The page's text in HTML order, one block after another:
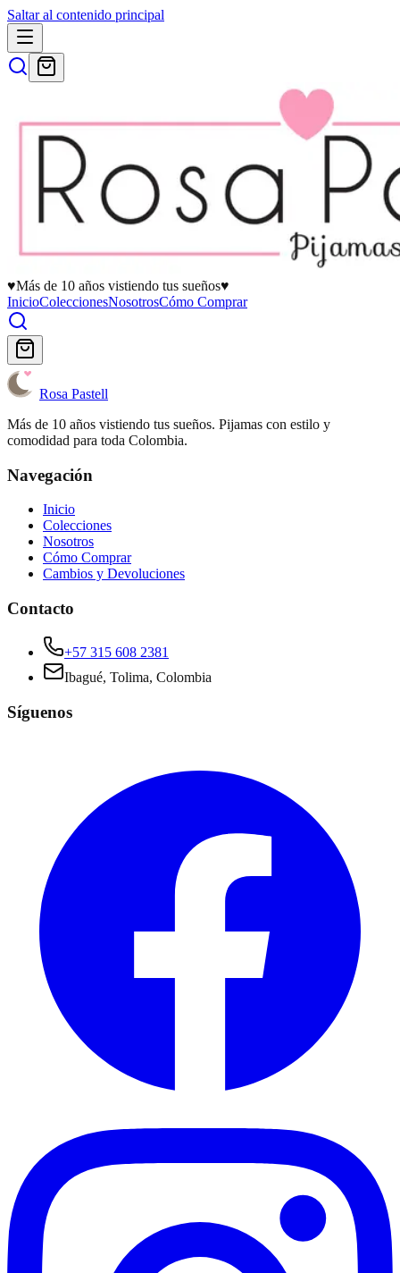
Saltar al contenido principal
♥Más de 10 años vistiendo tus sueños♥
InicioColeccionesNosotrosCómo Comprar
Rosa Pastell
Más de 10 años vistiendo tus sueños. Pijamas con estilo y
comodidad para toda Colombia.
Navegación
Inicio
Colecciones
Nosotros
Cómo Comprar
Cambios y Devoluciones
Contacto
+57 315 608 2381
Ibagué, Tolima, Colombia
Síguenos